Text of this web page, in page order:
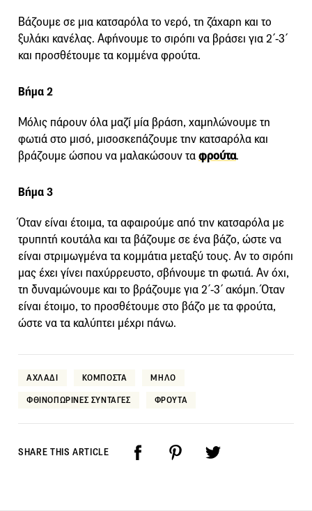
Βάζουμε σε μια κατσαρόλα το νερό, τη ζάχαρη και το
ξυλάκι κανέλας. Αφήνουμε το σιρόπι να βράσει για 2΄-3΄
και προσθέτουμε τα κομμένα φρούτα.
Βήμα 2
Μόλις πάρουν όλα μαζί μία βράση, χαμηλώνουμε τη
φωτιά στο μισό, μισοσκεπάζουμε την κατσαρόλα και
βράζουμε ώσπου να μαλακώσουν ταφρούτα.
Βήμα 3
Όταν είναι έτοιμα, τα αφαιρούμε από την κατσαρόλα με
τρυπητή κουτάλα και τα βάζουμε σε ένα βάζο, ώστε να
είναι στριμωγμένα τα κομμάτια μεταξύ τους. Αν το σιρόπι
μας έχει γίνει παχύρρευστο, σβήνουμε τη φωτιά. Αν όχι,
τη δυναμώνουμε και το βράζουμε για 2΄-3΄ ακόμη. Όταν
είναι έτοιμο, το προσθέτουμε στο βάζο με τα φρούτα,
ώστε να τα καλύπτει μέχρι πάνω.
ΑΧΛΑΔΙ ΚΟΜΠΟΣΤΑ ΜΗΛΟ
ΦΘΙΝΟΠΩΡΙΝΕΣ ΣΥΝΤΑΓΕΣ ΦΡΟΥΤΑ
SHARE THIS ARTICLE